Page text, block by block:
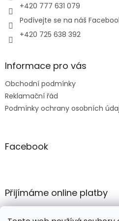
+420 777 631 079
Podívejte se na náš
+420 725 638 392
Informace pro vás
Obchodní podmínky
Reklamační řád
Podmínky ochrany osobních
Facebook
Přijímáme online platby